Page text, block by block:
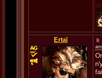
Ertaï